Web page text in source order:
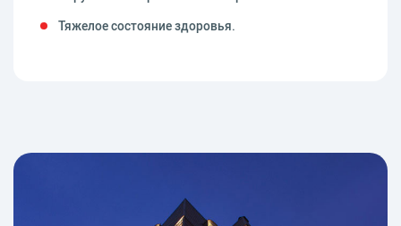
Тяжелое состояние здоровья.